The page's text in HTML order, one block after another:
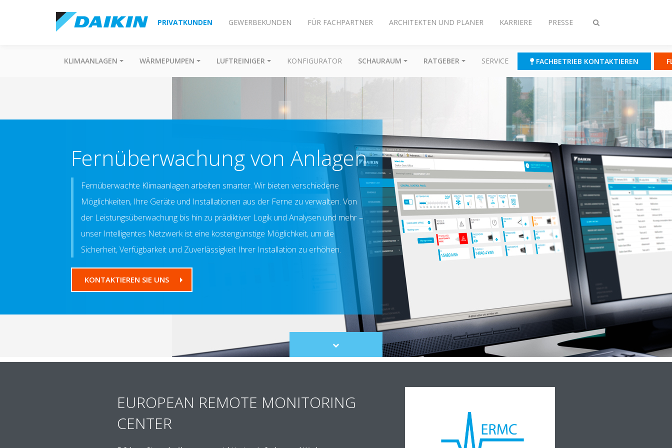
Suche
PRIVATKUNDEN GEWERBEKUNDEN FÜR FACHPARTNER ARCHITEKTEN UND PLANER KARRIERE PRESSE
KLIMAANLAGEN WÄRMEPUMPEN LUFTREINIGER KONFIGURATOR SCHAURAUM RATGEBER SERVICE FACHBETRIEB KONTAKTIEREN
Fernüberwachung von Anlagen
Fernüberwachte Klimaanlagen arbeiten smarter. Wir bieten verschiedene
Möglichkeiten, Ihre Geräte und Installationen aus der Ferne zu verwalten. Von
der Leistungsüberwachung bis hin zu prädiktiver Logik und Analysen und mehr –
unser Intelligentes Netzwerk ist eine kostengünstige Möglichkeit, um die
Sicherheit, Verfügbarkeit und Zuverlässigkeit Ihrer Installation zu erhöhen.
KONTAKTIEREN SIE UNS
Scroll
to
EUROPEAN REMOTE MONITORING
CENTER